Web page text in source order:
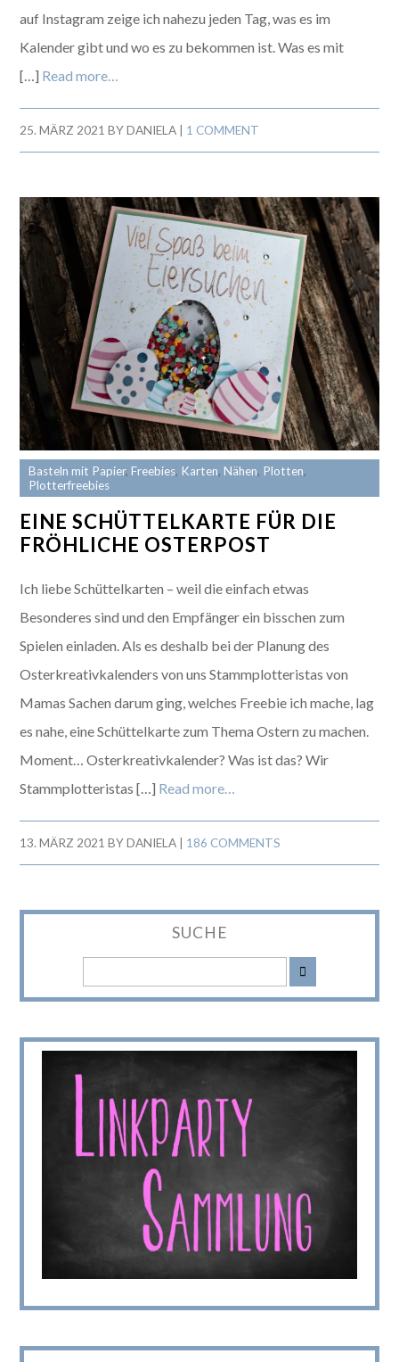
auf Instagram zeige ich nahezu jeden Tag, was es im
Kalender gibt und wo es zu bekommen ist. Was es mit
[…] Read more…
25. MÄRZ 2021 BYDANIELA 1 COMMENT
Basteln mit Papier,Freebies, Karten,Nähen, Plotten,
Plotterfreebies
EINE SCHÜTTELKARTE FÜR DIE
FRÖHLICHE OSTERPOST
Ich liebe Schüttelkarten – weil die einfach etwas
Besonderes sind und den Empfänger ein bisschen zum
Spielen einladen. Als es deshalb bei der Planung des
Osterkreativkalenders von uns Stammplotteristas von
Mamas Sachen darum ging, welches Freebie ich mache, lag
es nahe, eine Schüttelkarte zum Thema Ostern zu machen.
Moment… Osterkreativkalender? Was ist das? Wir
Stammplotteristas […] Read more…
13. MÄRZ 2021 BYDANIELA 186 COMMENTS
SUCHE